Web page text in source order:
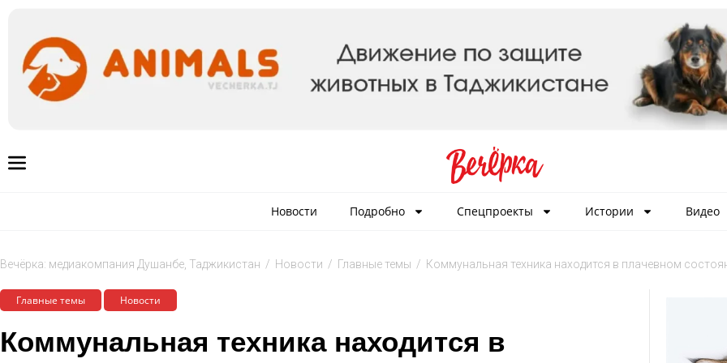
Новости Подробно Спецпроекты Истории Видео
Вечёрка: медиакомпания Душанбе, Таджикистан / Новости / Главные темы / Коммунальная техника находится в плачевном
Главные темы Новости
Коммунальная техника находится в